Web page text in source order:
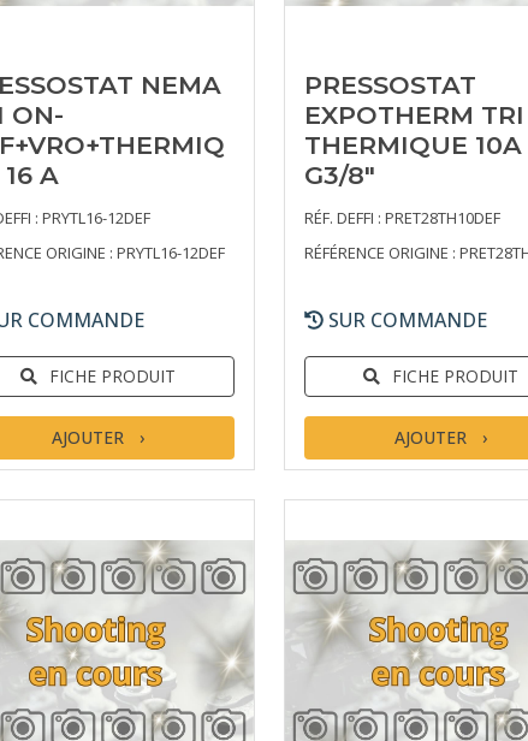
NEMA
ON-
A
: PRYTL16-12DEF
ORIGINE : PRYTL16-12DEF
COMMANDE
FICHE PRODUIT
AJOUTER
PRESSOSTAT
EXPOTHERM TRI
THERMIQUE 10A
G3/8"
RÉF. DEFFI : PRET28TH10DEF
RÉFÉRENCE ORIGINE :
SUR COMMANDE
FICHE PRODUIT
AJOUTER